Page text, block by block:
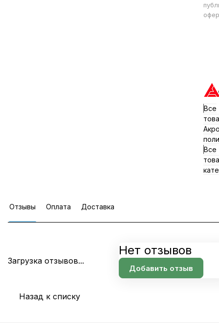
Все
Все
Отзывы Оплата Доставка
Загрузка отзывов...
Нет отзывов
Добавить отзыв
Назад к списку